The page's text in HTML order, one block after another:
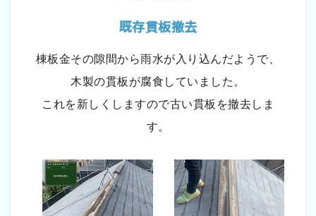
既存貫板撤去
棟板金その隙間から雨水が入り込んだようで、
木製の貫板が腐食していました。
これを新しくしますので古い貫板を撤去しま
す。